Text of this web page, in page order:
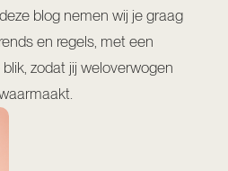
blog nemen wij je graag
en regels, met een
zodat jij weloverwogen